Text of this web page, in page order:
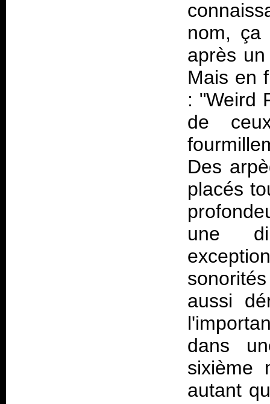
nom,
après
Mais en
: "Weird
de
Des
placés
une
aussi
dans
sixième
autant